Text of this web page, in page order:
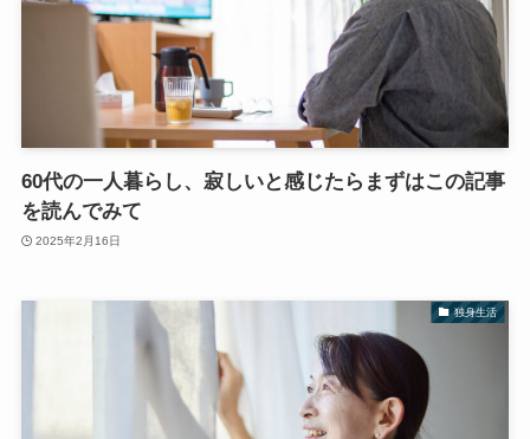
60代の一人暮らし、寂しいと感じたらまずはこの記事
を読んでみて
2025年2月16日
独身生活